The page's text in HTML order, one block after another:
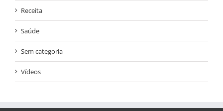
Receita
Saúde
Sem categoria
Vídeos